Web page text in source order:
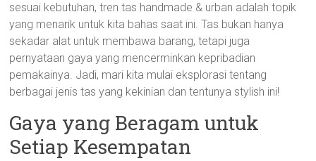
sesuai kebutuhan, tren tas handmade & urban adalah topik
yang menarik untuk kita bahas saat ini. Tas bukan hanya
sekadar alat untuk membawa barang, tetapi juga
pernyataan gaya yang mencerminkan kepribadian
pemakainya. Jadi, mari kita mulai eksplorasi tentang
berbagai jenis tas yang kekinian dan tentunya stylish ini!
Gaya yang Beragam untuk
Setiap Kesempatan